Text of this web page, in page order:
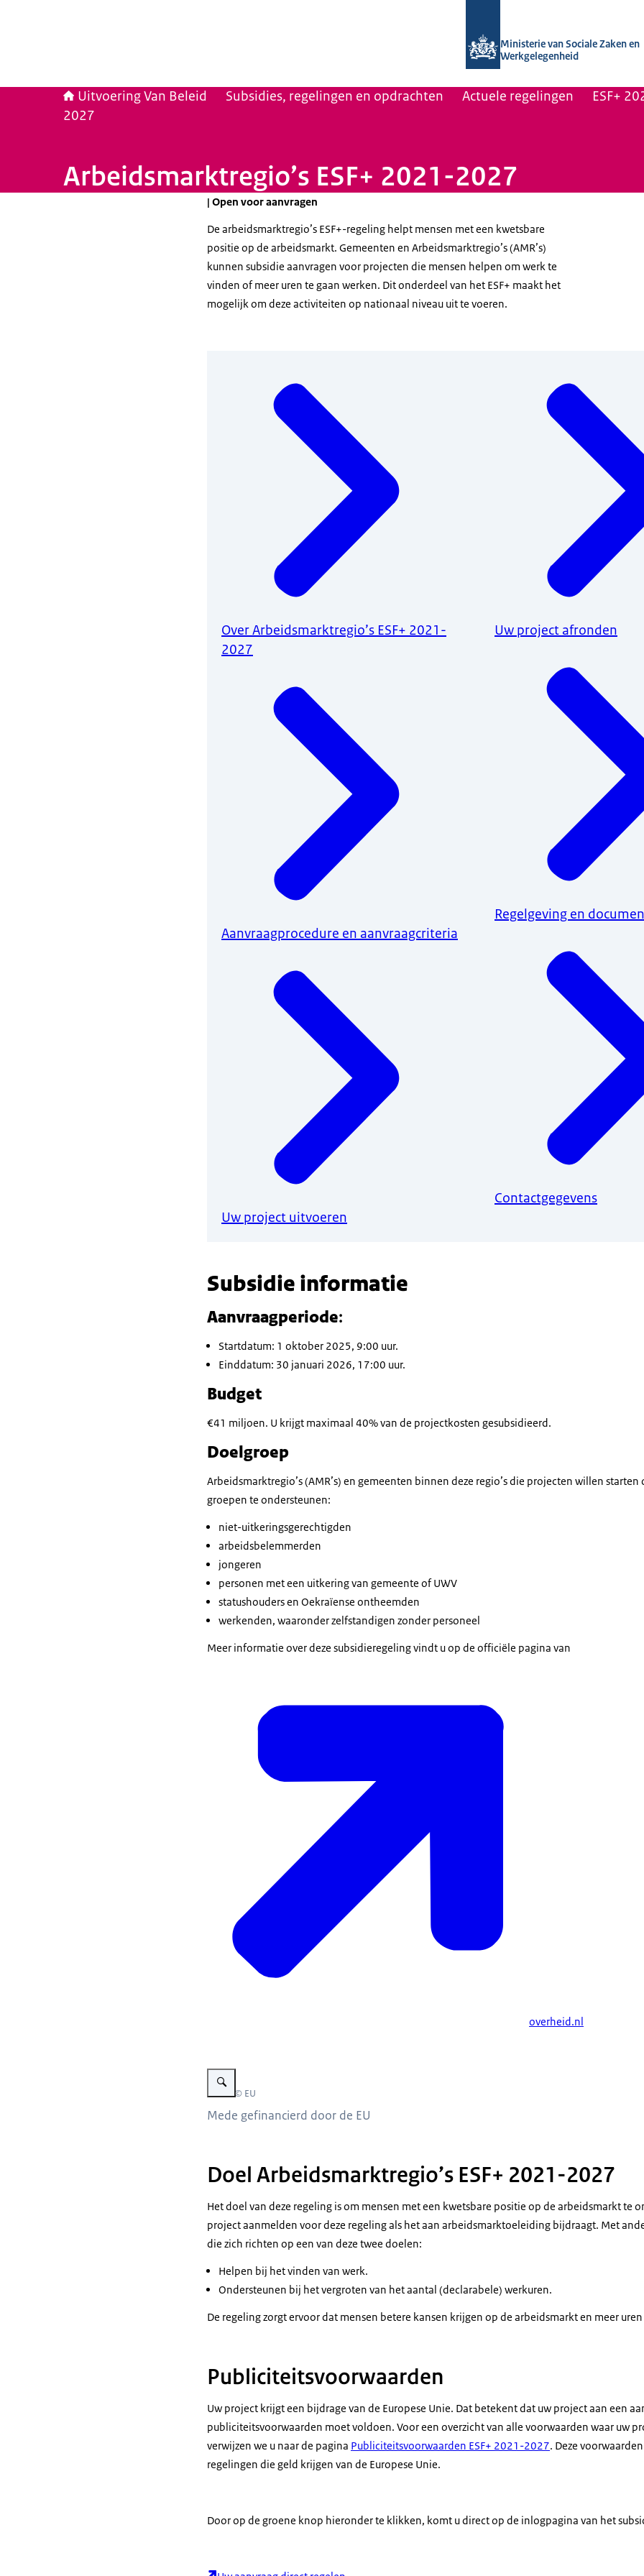
Ministerie van Sociale Zaken en
Werkgelegenheid
Uitvoering Van Beleid Subsidies, regelingen en opdrachten Actuele regelingen
ESF+
2027
Arbeidsmarktregio’s ESF+ 2021-2027
| Open voor aanvragen
De arbeidsmarktregio’s ESF+-regeling helpt mensen met een kwetsbare
positie op de arbeidsmarkt. Gemeenten en Arbeidsmarktregio’s (AMR’s)
kunnen subsidie aanvragen voor projecten die mensen helpen om werk te
vinden of meer uren te gaan werken. Dit onderdeel van het ESF+ maakt het
mogelijk om deze activiteiten op nationaal niveau uit te voeren.
Over Arbeidsmarktregio’s ESF+ 2021-
2027
Aanvraagprocedure en aanvraagcriteria
Uw project uitvoeren
Uw project afronden
Regelgeving en
Contactgegevens
Subsidie informatie
Aanvraagperiode:
Startdatum: 1 oktober 2025, 9:00 uur.
Einddatum: 30 januari 2026, 17:00 uur.
Budget
€41 miljoen. U krijgt maximaal 40% van de projectkosten gesubsidieerd.
Doelgroep
Arbeidsmarktregio’s (AMR’s) en gemeenten binnen deze regio’s die projecten willen
groepen te ondersteunen:
niet-uitkeringsgerechtigden
arbeidsbelemmerden
jongeren
personen met een uitkering van gemeente of UWV
statushouders en Oekraïense ontheemden
werkenden, waaronder zelfstandigen zonder personeel
Meer informatie over deze subsidieregeling vindt u op de officiële pagina van
overheid.nl
Vergroot afbeelding Mede gefinancierd door de EU
Beeld: © EU
Mede gefinancierd door de EU
Doel Arbeidsmarktregio’s ESF+ 2021-2027
Het doel van deze regeling is om mensen met een kwetsbare positie op de arbeidsmarkt te
project aanmelden voor deze regeling als het aan arbeidsmarktoeleiding bijdraagt. Met
die zich richten op een van deze twee doelen:
Helpen bij het vinden van werk.
Ondersteunen bij het vergroten van het aantal (declarabele) werkuren.
De regeling zorgt ervoor dat mensen betere kansen krijgen op de arbeidsmarkt en meer
Publiciteitsvoorwaarden
Uw project krijgt een bijdrage van de Europese Unie. Dat betekent dat uw project aan een
publiciteitsvoorwaarden moet voldoen. Voor een overzicht van alle voorwaarden waar uw
verwijzen we u naar de pagina Publiciteitsvoorwaarden ESF+ 2021-2027. Deze
regelingen die geld krijgen van de Europese Unie.
Door op de groene knop hieronder te klikken, komt u direct op de inlogpagina van het